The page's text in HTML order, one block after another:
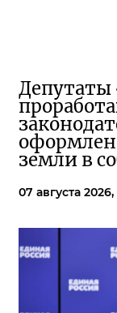
Депутаты
земли в
07 августа 2026,